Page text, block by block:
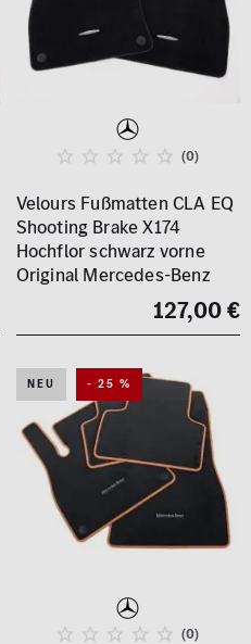
(0)
Velours Fußmatten CLA EQ
Shooting Brake X174
Hochflor schwarz vorne
Original Mercedes-Benz
127,00 €
NEU - 25 %
(0)